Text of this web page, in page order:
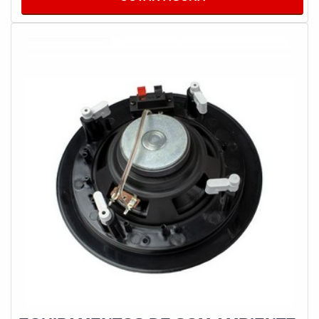
do cliente e a excelência em produtos e trabalhos.MAIS
necessidades e expectativas do cliente tendo como uma
das funções, garantir conforto, descanso e bem-estar, um
ponto de extrema importância para segmentos como
lojas, escolas, residências, consultórios e entre
outros.Esse produto, tem como ponto de destaque na
utilização fatores como alta qualidade e eficiência, tais
fatores garantem aumento da qualidade com retenção
dos custos a médio e longo prazo e, em alguns casos
específicos, logo nos primeiros meses. Os principais
diferenciais do sistema estão na lista abaixo:Torna o
ambiente mais confortável;Melhora a disposição do